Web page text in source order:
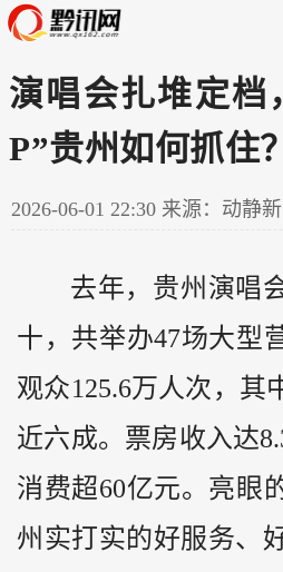
演唱会扎堆定档
P”贵州如何抓住？
2026-06-01 22:30 来源：动静
去年， 贵州 演唱
十，共举办47场大型
观众125.6万人次，其
近六成。票房收入达
消费超60亿元。亮眼
州实打实的好服务、